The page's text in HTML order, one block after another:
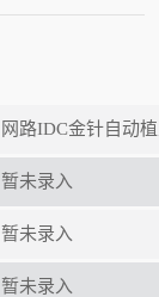
网路IDC金针自动
暂未录入
暂未录入
暂未录入